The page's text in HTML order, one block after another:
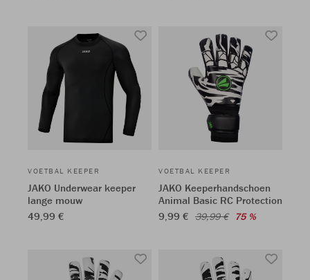
VOETBAL KEEPER
JAKO Underwear keeper
lange mouw
49,99 €
VOETBAL KEEPER
JAKO Keeperhandschoen
Animal Basic RC Protection
9,99 € 39,99 € 75 %